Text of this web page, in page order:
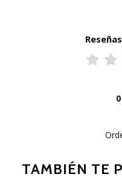
TAMBIÉN TE